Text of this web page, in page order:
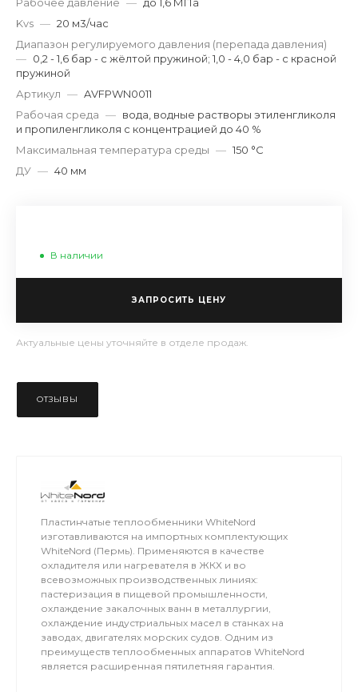
Kvs — 20 м3/час
Диапазон регулируемого давления (перепада давления)
— 0,2 - 1,6 бар - с жёлтой пружиной; 1,0 - 4,0 бар - с красной
пружиной
Артикул — AVFPWN0011
Рабочая среда — вода, водные растворы этиленгликоля
и пропиленгликоля с концентрацией до 40 %
Максимальная температура среды — 150 °С
ДУ — 40 мм
В наличии
ЗАПРОСИТЬ ЦЕНУ
Актуальные цены уточняйте в отделе продаж.
ОТЗЫВЫ
Пластинчатые теплообменники WhiteNord
изготавливаются на импортных комплектующих
WhiteNord (Пермь). Применяются в качестве
охладителя или нагревателя в ЖКХ и во
всевозможных производственных линиях:
пастеризация в пищевой промышленности,
охлаждение закалочных ванн в металлургии,
охлаждение индустриальных масел в станках на
заводах, двигателях морских судов. Одним из
преимуществ теплообменных аппаратов WhiteNord
является расширенная пятилетняя гарантия.